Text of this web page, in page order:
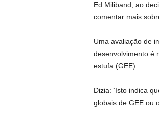
Ed Miliband, ao
comentar mais
Uma avaliação de
desenvolvimento é
estufa (GEE).
Dizia: ‘Isto indica
globais de GEE ou